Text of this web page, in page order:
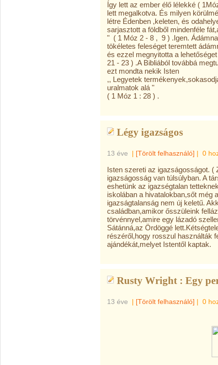
Így lett az ember élő lélekké (
lett megalkotva. És milyen
létre Édenben ,keleten, és
sarjasztott a földből mindenféle
" ( 1 Móz 2 - 8 , 9 ) .Igen.
tökéletes feleséget teremtett
és ezzel megnyitotta a
21 - 23 ) .A Bibliából továbbá
ezt mondta nekik Isten
,, Legyetek
uralmatok alá "
( 1 Móz 1 : 28 ) .
Légy igazságos
13 éve | [Törölt felhasználó] | 0
Isten szereti az igazságosságot. (
igazságosság van túlsúlyban. A
eshetünk az igazségtalan
iskolában a hivatalokban,sőt még
igazságtalanság nem új keletű.
családban,amikor ősszüleink
törvénnyel,amire egy lázadó
Sátánná,az Ördöggé
részéről,hogy rosszul használták
ajándékát,melyet Istentől kaptak.
Rusty Wright : Egy
13 éve | [Törölt felhasználó] | 0